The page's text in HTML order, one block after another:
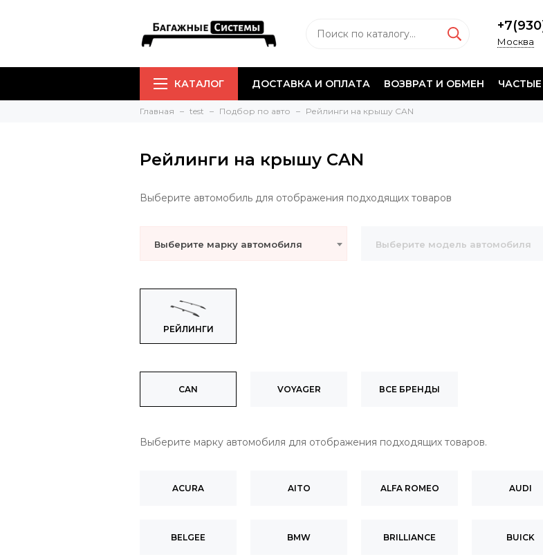
Москва
КАТАЛОГ ДОСТАВКА И ОПЛАТА ВОЗВРАТ И ОБМЕН
Главная test Подбор по авто Рейлинги на крышу CAN
Рейлинги на крышу CAN
Выберите автомобиль для отображения подходящих товаров
Выберите марку автомобиля Выберите модель автомобиля
РЕЙЛИНГИ
CAN VOYAGER ВСЕ БРЕНДЫ
Выберите марку автомобиля для отображения подходящих товаров.
ACURA AITO ALFA ROMEO AUDI
BELGEE BMW BRILLIANCE BUICK